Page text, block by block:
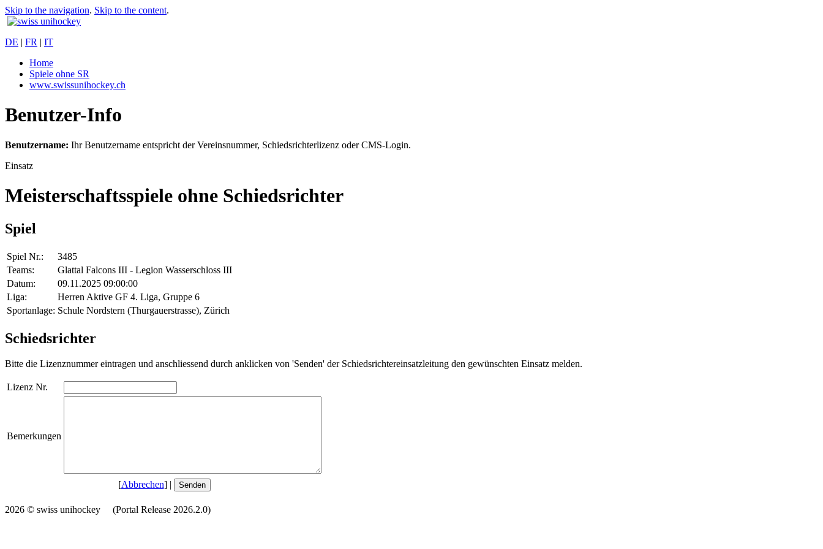
Skip to the navigation. Skip to the content.
DE | FR | IT
Home
Spiele ohne SR
www.swissunihockey.ch
Benutzer-Info
Benutzername: Ihr Benutzername entspricht der Vereinsnummer, Schiedsrichterlizenz oder CMS-Login.
Einsatz
Meisterschaftsspiele ohne Schiedsrichter
Spiel
Spiel Nr.:
3485
Teams:
Glattal Falcons III - Legion Wasserschloss III
Datum:
09.11.2025 09:00:00
Liga:
Herren Aktive GF 4. Liga, Gruppe 6
Sportanlage: Schule Nordstern (Thurgauerstrasse), Zürich
Schiedsrichter
Bitte die Lizenznummer eintragen und anschliessend durch anklicken von 'Senden' der Schiedsrichtereinsatzleitung den gewünschten Einsatz melden.
Lizenz Nr.
Bemerkungen
[Abbrechen] |
2026 © swiss unihockey (Portal Release 2026.2.0)